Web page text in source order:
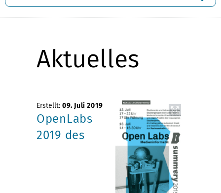
Aktuelles
Erstellt: 09. Juli 2019
OpenLabs
2019 des